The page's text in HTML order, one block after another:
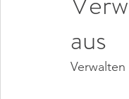
aus